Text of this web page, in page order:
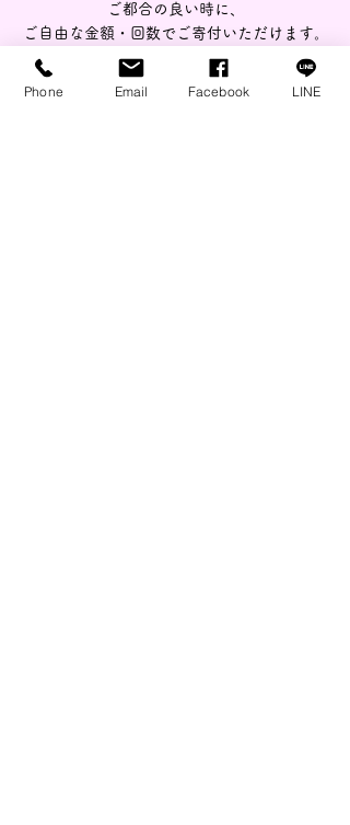
ご都合の良い時に、
ご自由な金額・回数でご寄付いただけます。
クレジットカードで手軽に
お申し込みができます。
Phone Email Facebook LINE